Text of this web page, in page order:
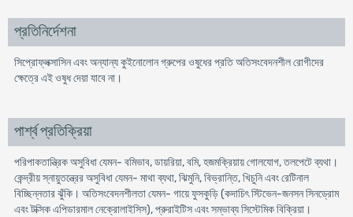
প্রতিনির্দেশনা
সিপ্রোফ্লক্সাসিন এবং অন্যান্য কুইনোলোন গ্রুপের ওষুধের প্রতি অতিসংবেদনশীল রোগীদের
ক্ষেত্রে এই ওষুধ দেয়া যাবে না।
পার্শ্ব প্রতিক্রিয়া
পরিপাকতান্ত্রিক অসুবিধা যেমন- বমিভাব, ডায়রিয়া, বমি, হজমক্রিয়ায় গোলযোগ, তলপেটে ব্যথা।
কেন্দ্রীয় স্নায়ুতন্ত্রের অসুবিধা যেমন- মাথা ব্যথা, ঝিমুনি, বিভ্রান্তি, খিচুনি এবং রেটিনাল
বিচ্ছিন্নতার ঝুঁকি। অতিসংবেদনশীলতা যেমন- গায়ে ফুসকুড়ি (কদাচিৎ স্টিভেন-জনসন সিনড্রোম
এবং টক্সিক এপিডারমাল নেক্রোলাইসিস), প্রুরাইটিস এবং সম্ভাব্য সিস্টেমিক বিক্রিয়া।